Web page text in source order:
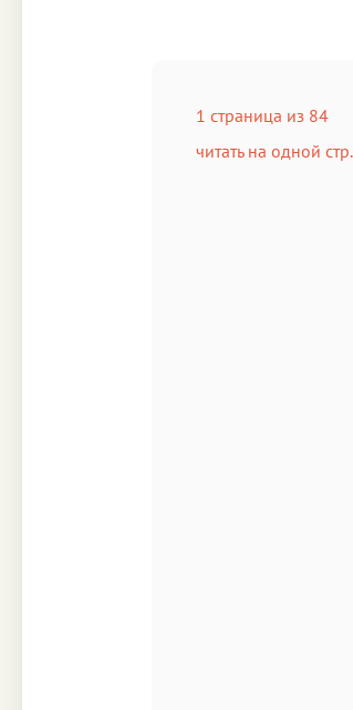
1 страница из 84
читать на одной стр.